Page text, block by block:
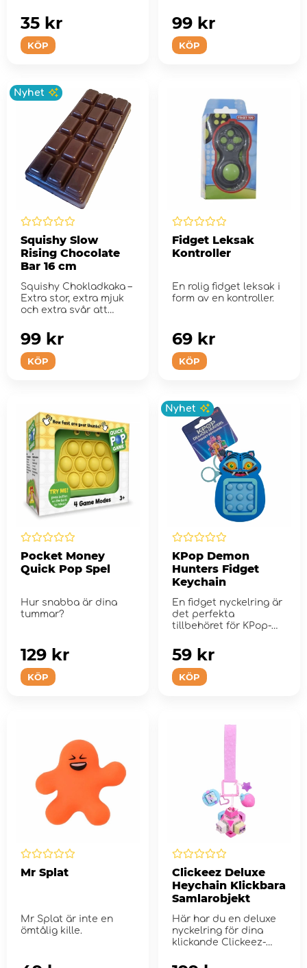
KÖP
35 kr
KÖP
99 kr
Nyhet
Squishy Slow
Rising Chocolate
Bar 16 cm
Squishy Chokladkaka –
Extra stor, extra mjuk
och extra svår att
KÖP
99 kr
Fidget Leksak
Kontroller
En rolig fidget leksak i
form av en kontroller.
KÖP
69 kr
Pocket Money
Quick Pop Spel
Hur snabba är dina
tummar?
KÖP
129 kr
Nyhet
KPop Demon
Hunters Fidget
Keychain
En fidget nyckelring är
det perfekta
tillbehöret för KPop-
KÖP
59 kr
Mr Splat
Mr Splat är inte en
ömtålig kille.
Clickeez Deluxe
Heychain Klickbara
Samlarobjekt
Här har du en deluxe
nyckelring för dina
klickande Clickeez-